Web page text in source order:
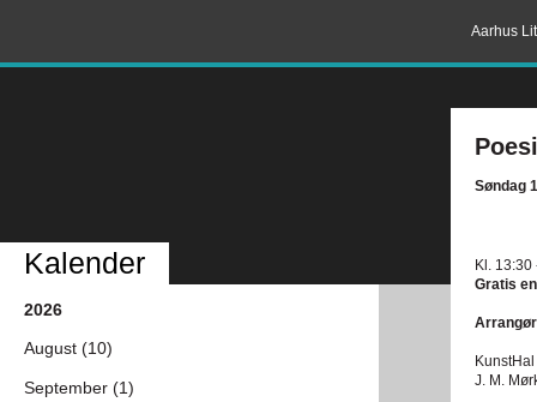
Aarhus
Søndag
Kl. 13:30
Gratis
J. M.
Kalender
2026
August (10)
September (1)